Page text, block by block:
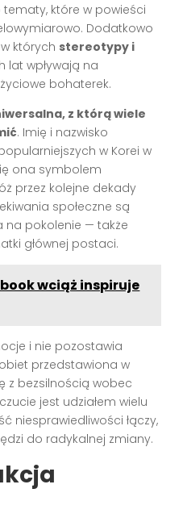
które w powieści
Dodatkowo
których stereotypy i
lat wpływają na
bohaterek.
z którą wiele
. Imię i nazwisko
w Korei w
ona symbolem
przez kolejne dekady
społeczne są
na pokolenie — także
głównej postaci.
wciąż inspiruje
i nie pozostawia
przedstawiona w
z bezsilnością wobec
jest udziałem wielu
niesprawiedliwości łączy,
do radykalnej zmiany.